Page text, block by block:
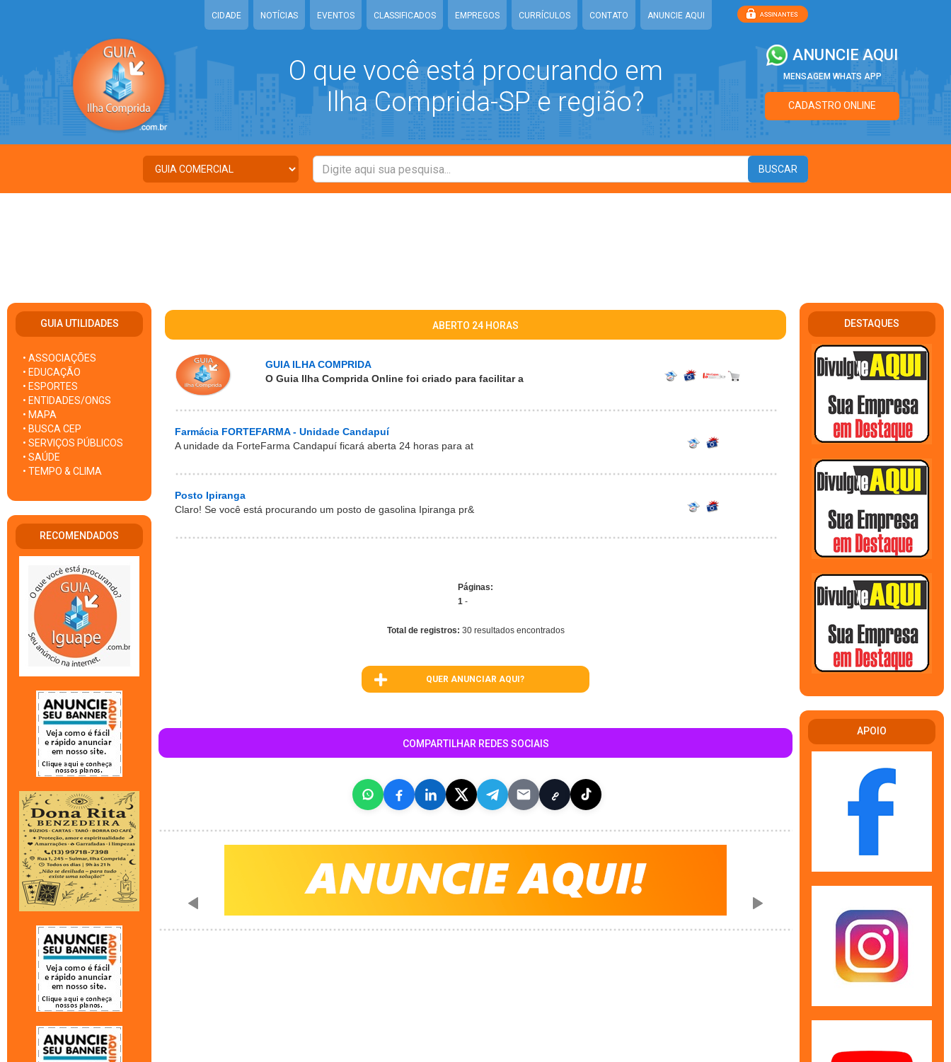
CIDADE NOTÍCIAS EVENTOS CLASSIFICADOS EMPREGOS CURRÍCULOS CONTATO ANUNCIE AQUI
O que você está procurando em
Ilha Comprida-SP e região?
ANUNCIE AQUI
MENSAGEM WHATS APP
CADASTRO ONLINE
GUIA UTILIDADES
• ASSOCIAÇÕES
• EDUCAÇÃO
• ESPORTES
• ENTIDADES/ONGS
• MAPA
• BUSCA CEP
• SERVIÇOS PÚBLICOS
• SAÚDE
• TEMPO & CLIMA
RECOMENDADOS
ABERTO 24 HORAS
GUIA ILHA COMPRIDA
O Guia Ilha Comprida Online foi criado para facilitar a
Farmácia FORTEFARMA - Unidade Candapuí
A unidade da ForteFarma Candapuí ficará aberta 24 horas para at
Posto Ipiranga
Claro! Se você está procurando um posto de gasolina Ipiranga pr&
Páginas:
1 -
Total de registros: 30 resultados encontrados
QUER ANUNCIAR AQUI?
COMPARTILHAR REDES SOCIAIS
DESTAQUES
APOIO